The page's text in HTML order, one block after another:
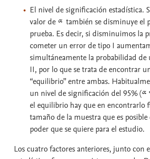
El nivel de significación estadística.
valor de
también se disminuye el
prueba. Es decir, si disminuimos la
cometer un error de tipo I
simultáneamente la probabilidad
II, por lo que se trata de encontrar
“equilibrio” entre ambas.
un nivel de significación del 95% (
el equilibrio hay que en encontrarlo
tamaño de la muestra que es
poder que se quiere para el estudio.
Los cuatro factores anteriores, junto con